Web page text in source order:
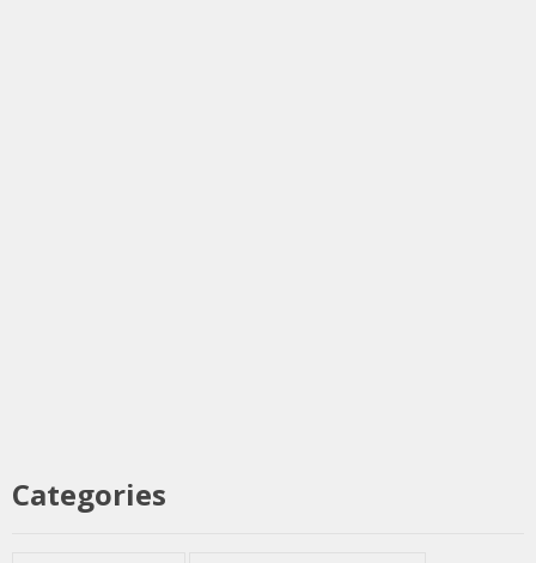
Categories